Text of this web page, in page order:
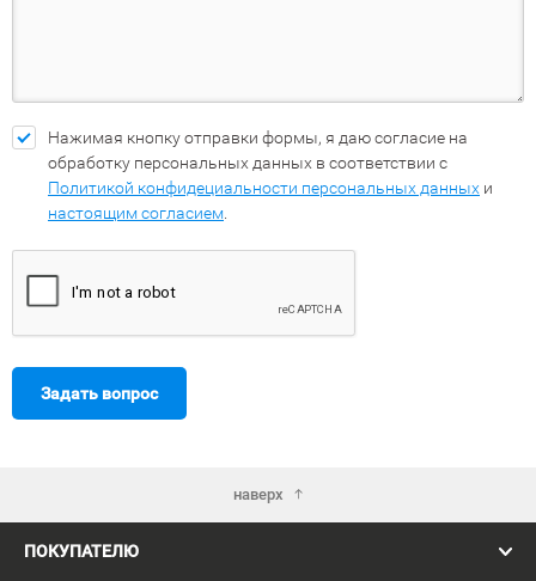
Нажимая кнопку отправки формы, я даю согласие на
обработку персональных данных в соответствии с
Политикой конфидециальности персональных данных и
настоящим согласием
Задать вопрос
наверх
ПОКУПАТЕЛЮ